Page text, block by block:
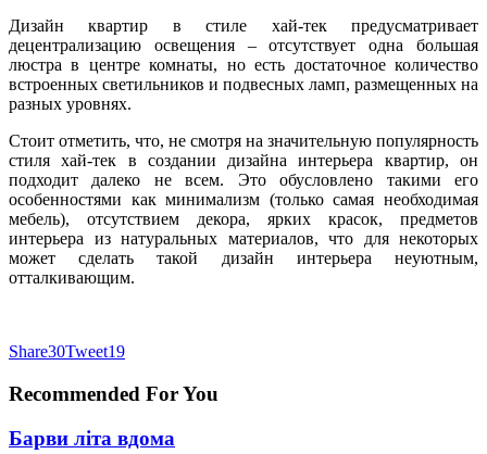
Дизайн квартир в стиле хай-тек предусматривает
децентрализацию освещения – отсутствует одна большая
люстра в центре комнаты, но есть достаточное количество
встроенных светильников и подвесных ламп, размещенных на
разных уровнях.
Стоит отметить, что, не смотря на значительную популярность
стиля хай-тек в создании дизайна интерьера квартир, он
подходит далеко не всем. Это обусловлено такими его
особенностями как минимализм (только самая необходимая
мебель), отсутствием декора, ярких красок, предметов
интерьера из натуральных материалов, что для некоторых
может сделать такой дизайн интерьера неуютным,
отталкивающим.
Share30Tweet19
Recommended For You
Барви літа вдома